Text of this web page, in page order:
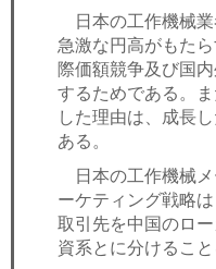
日本の工作機械業
急激な円高がもた
際価額競争及び国
するためである。
した理由は、成長
ある。
日本の工作機械
ーケティング戦略
取引先を中国のロ
資系とに分けること